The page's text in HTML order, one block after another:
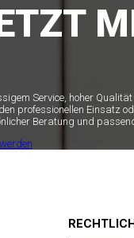
Service, hoher
professionellen Einsatz
Beratung und